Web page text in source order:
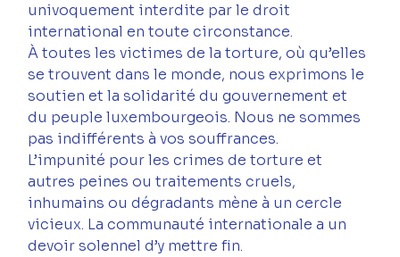
univoquement interdite par le droit
international en toute circonstance.
À toutes les victimes de la torture, où qu’elles
se trouvent dans le monde, nous exprimons le
soutien et la solidarité du gouvernement et
du peuple luxembourgeois. Nous ne sommes
pas indifférents à vos souffrances.
L’impunité pour les crimes de torture et
autres peines ou traitements cruels,
inhumains ou dégradants mène à un cercle
vicieux. La communauté internationale a un
devoir solennel d’y mettre fin.